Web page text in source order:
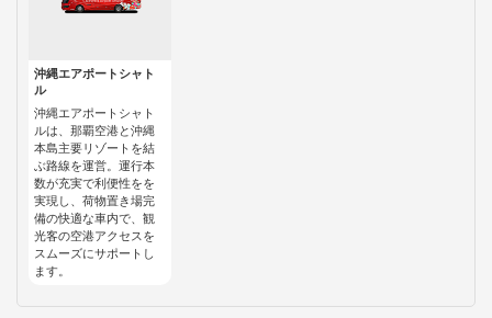
沖縄エアポートシャト
ル
沖縄エアポートシャト
ルは、那覇空港と沖縄
本島主要リゾートを結
ぶ路線を運営。運行本
数が充実で利便性をを
実現し、荷物置き場完
備の快適な車内で、観
光客の空港アクセスを
スムーズにサポートし
ます。